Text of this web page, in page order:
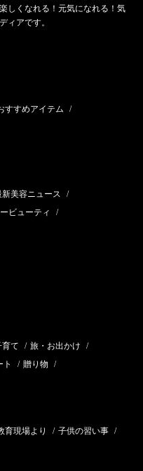
しくなれる！元気になれる！気
ィアです。
すすめアイテム /
新美容ニュース /
ビューティ /
育て / 旅・お出かけ /
/ 贈り物 /
育現場より / 子供の習い事 /